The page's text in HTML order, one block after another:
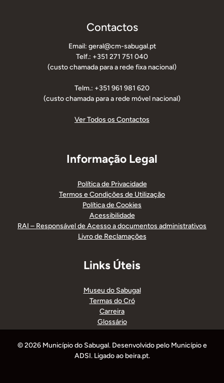
Contactos
Email: geral@cm-sabugal.pt
Telf.: +351 271 751 040
(custo chamada para a rede fixa nacional)
Telm.: +351 961 981 620
(custo chamada para a rede móvel nacional)
Ver Todos os Contactos
Informação Legal
Política de Privacidade
Termos e Condições de Utilização
Política de Cookies
Acessibilidade
RAI – Responsável de Acesso a documentos administrativos
Livro de Reclamações
Links Úteis
Museu do Sabugal
Termas do Cró
Carreira
Glossário
© 2026 Município do Sabugal. Desenvolvido pelo Município e
ADSI. Ligado ao beira.pt.